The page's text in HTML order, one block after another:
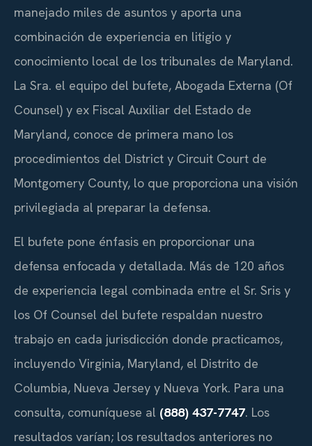
manejado miles de asuntos y aporta una
combinación de experiencia en litigio y
conocimiento local de los tribunales de Maryland.
La Sra. el equipo del bufete, Abogada Externa (Of
Counsel) y ex Fiscal Auxiliar del Estado de
Maryland, conoce de primera mano los
procedimientos del District y Circuit Court de
Montgomery County, lo que proporciona una visión
privilegiada al preparar la defensa.
El bufete pone énfasis en proporcionar una
defensa enfocada y detallada. Más de 120 años
de experiencia legal combinada entre el Sr. Sris y
los Of Counsel del bufete respaldan nuestro
trabajo en cada jurisdicción donde practicamos,
incluyendo Virginia, Maryland, el Distrito de
Columbia, Nueva Jersey y Nueva York. Para una
consulta, comuníquese al (888) 437-7747. Los
resultados varían; los resultados anteriores no